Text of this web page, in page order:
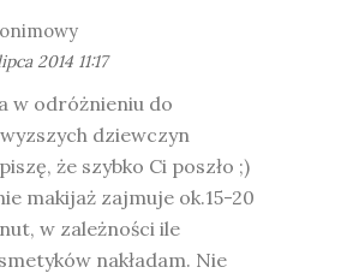
2014 11:17
w odróżnieniu do
dziewczyn
że szybko Ci poszło ;)
makijaż zajmuje ok.15-20
w zależności ile
nakładam. Nie